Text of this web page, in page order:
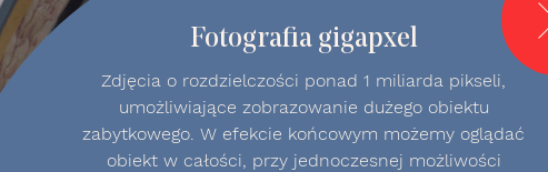
Fotografia gigapxel
Zdjęcia o rozdzielczości ponad 1 miliarda pikseli,
umożliwiające zobrazowanie dużego obiektu
zabytkowego. W efekcie końcowym możemy oglądać
obiekt w całości, przy jednoczesnej możliwości